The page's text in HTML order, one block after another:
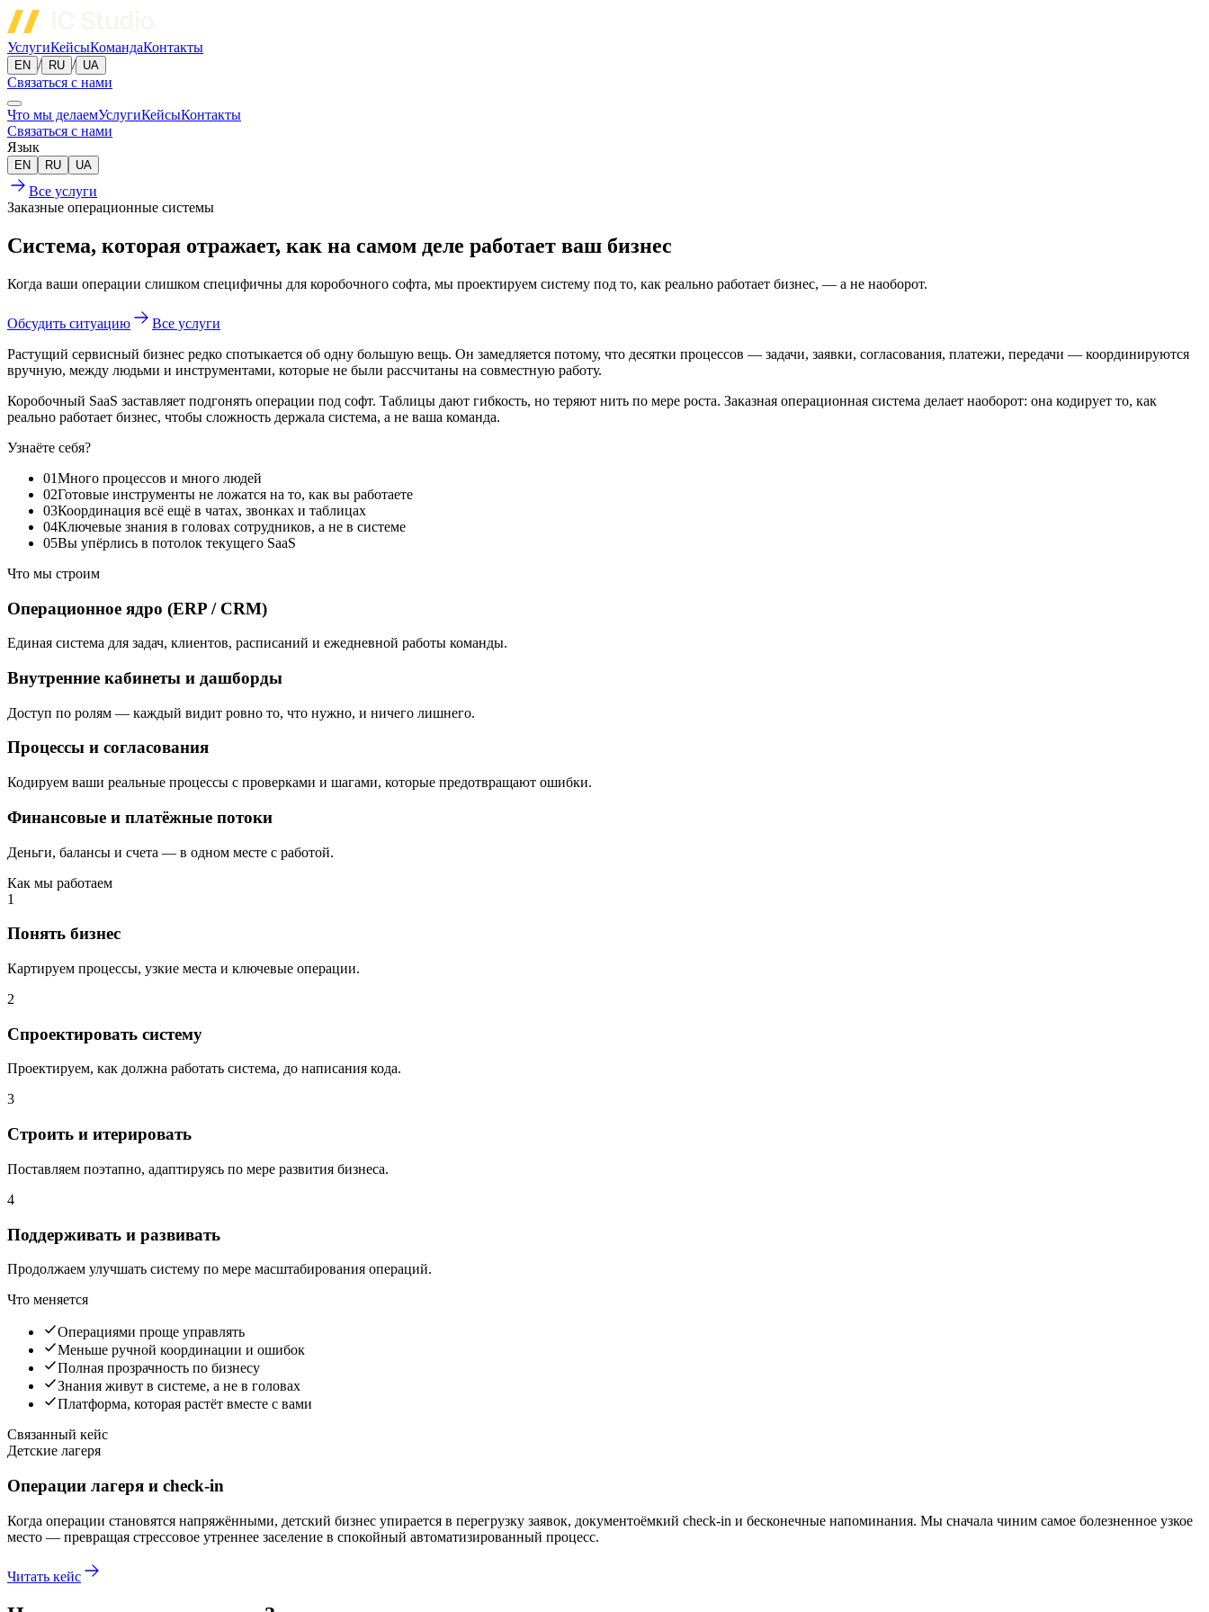
УслугиКейсыКомандаКонтакты
EN / RU / UA
Связаться с нами
Что мы делаемУслугиКейсыКонтакты
Связаться с нами
Язык
EN RU UA
Все услуги
Заказные операционные системы
Система, которая отражает, как на самом деле работает ваш бизнес
Когда ваши операции слишком специфичны для коробочного софта, мы проектируем систему под то, как реально работает бизнес, — а не наоборот.
Обсудить ситуацию
Все услуги
Растущий сервисный бизнес редко спотыкается об одну большую вещь. Он замедляется потому, что десятки процессов — задачи, заявки, согласования, платежи, передачи — координируются
вручную, между людьми и инструментами, которые не были рассчитаны на совместную работу.
Коробочный SaaS заставляет подгонять операции под софт. Таблицы дают гибкость, но теряют нить по мере роста. Заказная операционная система делает наоборот: она кодирует то, как
реально работает бизнес, чтобы сложность держала система, а не ваша команда.
Узнаёте себя?
01Много процессов и много людей
02Готовые инструменты не ложатся на то, как вы работаете
03Координация всё ещё в чатах, звонках и таблицах
04Ключевые знания в головах сотрудников, а не в системе
05Вы упёрлись в потолок текущего SaaS
Что мы строим
Операционное ядро (ERP / CRM)
Единая система для задач, клиентов, расписаний и ежедневной работы команды.
Внутренние кабинеты и дашборды
Доступ по ролям — каждый видит ровно то, что нужно, и ничего лишнего.
Процессы и согласования
Кодируем ваши реальные процессы с проверками и шагами, которые предотвращают ошибки.
Финансовые и платёжные потоки
Деньги, балансы и счета — в одном месте с работой.
Как мы работаем
1
Понять бизнес
Картируем процессы, узкие места и ключевые операции.
2
Спроектировать систему
Проектируем, как должна работать система, до написания кода.
3
Строить и итерировать
Поставляем поэтапно, адаптируясь по мере развития бизнеса.
4
Поддерживать и развивать
Продолжаем улучшать систему по мере масштабирования операций.
Что меняется
Операциями проще управлять
Меньше ручной координации и ошибок
Полная прозрачность по бизнесу
Знания живут в системе, а не в головах
Платформа, которая растёт вместе с вами
Связанный кейс
Детские лагеря
Операции лагеря и check-in
Когда операции становятся напряжёнными, детский бизнес упирается в перегрузку заявок, документоёмкий check-in и бесконечные напоминания. Мы сначала чиним самое болезненное узкое
место — превращая стрессовое утреннее заселение в спокойный автоматизированный процесс.
Читать кейс